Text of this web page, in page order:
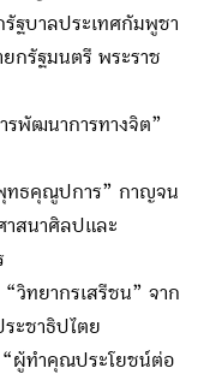
ฐบาลประเทศกัมพูชา
กรัฐมนตรี พระราช
พัฒนาการทางจิต”
ธคุณูปการ” กาญจน
าสนาศิลปและ
ทยากรเสรีชน” จาก
ะชาธิปไตย
ผู้ทำคุณประโยชน์ต่อ